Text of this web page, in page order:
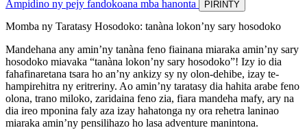
Ampidino ny pejy fandokoana mba hanonta PIRINTY
Momba ny Taratasy Hosodoko: tanàna lokon’ny sary hosodoko
Mandehana any amin’ny tanàna feno fiainana miaraka amin’ny sary
hosodoko miavaka “tanàna lokon’ny sary hosodoko”! Izy io dia
fahafinaretana tsara ho an’ny ankizy sy ny olon-dehibe, izay te-
hampirehitra ny eritreriny. Ao amin’ny taratasy dia hahita arabe feno
olona, trano miloko, zaridaina feno zia, fiara mandeha mafy, ary na
dia ireo mponina faly aza izay hahatonga ny ora rehetra laninao
miaraka amin’ny pensilihazo ho lasa adventure manintona.